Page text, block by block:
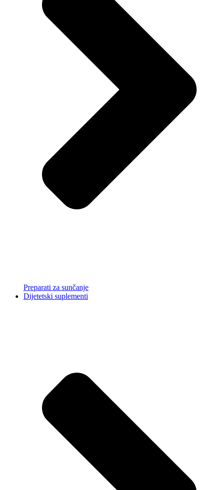
Preparati za sunčanje
Dijetetski suplementi